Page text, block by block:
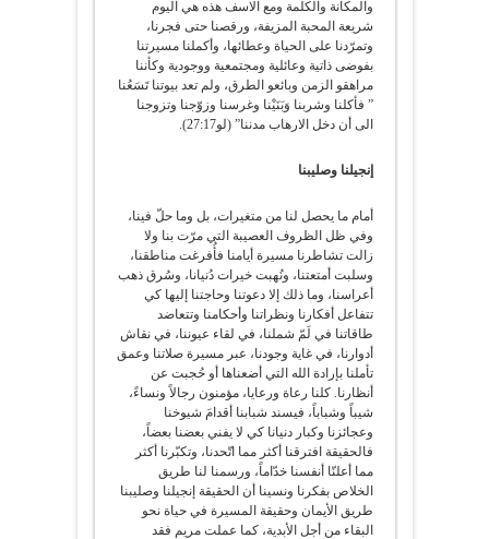
والمكانة والكلمة ومع الاسف هذه هي اليوم
شريعة المحبة المزيفة، ورقصنا حتى فجرنا،
وتمرّدنا على الحياة وعطائها، وأكملنا مسيرتنا
بفوضى ذاتية وعائلية ومجتمعية ووجودية وكأننا
مراهقو الزمن وبائعو الطرق، ولم تعد بيوتنا تَسَعُنا
” فأكلنا وشربنا وَبَنَيْنا وغرسنا وزوّجنا وتزوجنا
الى أن دخل الارهاب مدننا” (لو27:17).
إنجيلنا وصليبنا
أمام ما يحصل لنا من متغيرات، بل وما حلّ فينا،
وفي ظل الظروف العصيبة التي مرّت بنا ولا
زالت تشاطرنا مسيرة أيامنا فأُفرغت مناطقنا،
وسلبت أمتعتنا، ونُهبت خيرات دُنيانا، وسُرق ذهب
أعراسنا، وما ذلك إلا دعوتنا وحاجتنا إليها كي
تتفاعل أفكارنا ونظراتنا وأحكامنا وتتعاضد
طاقاتنا في لَمّ شملنا، في لقاء عيوننا، في نقاش
أدوارنا، في غاية وجودنا، عبر مسيرة صلاتنا وعمق
تأملنا بإرادة الله التي أضعناها أو حُجبت عن
أنظارنا. كلنا رعاة ورعايا، مؤمنون رجالاً ونساءً،
شيباً وشباباً، فيسند شبابنا أقدامَ شيوخنا
وعجائزنا وكبار دنيانا كي لا يفني بعضنا بعضاً،
فالحقيقة افترقنا أكثر مما اتّحدنا، وتكبّرنا أكثر
مما أعلنّا أنفسنا خدّاماً، ورسمنا لنا طريق
الخلاص بفكرنا ونسينا أن الحقيقة إنجيلنا وصليبنا
طريق الأيمان وحقيقة المسيرة في حياة نحو
البقاء من أجل الأبدية، كما عملت مريم فقد